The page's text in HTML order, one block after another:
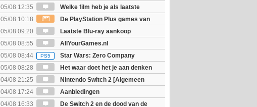
Monster Hunter Rise Sunbreak Edition
05/08 12:35
Welke film heb je als laatste
gezien?
05/08 10:18
De PlayStation Plus games van
augustus zijn bekend
05/08 09:20
Laatste Blu-ray aankoop
05/08 08:55
AllYourGames.nl
05/08 08:44
PS5
Star Wars: Zero Company
05/08 08:28
Het waar doet het je aan denken
spel! (3 posts wachten!)
04/08 21:25
Nintendo Switch 2 [Algemeen
Topic]
04/08 17:24
Aanbiedingen
04/08 16:33
De Switch 2 en de dood van de